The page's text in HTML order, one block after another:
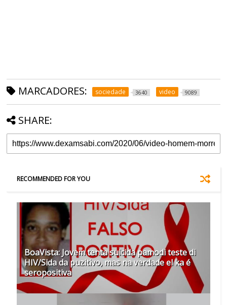
MARCADORES: sociedade 3640 video 9089
SHARE:
RECOMMENDED FOR YOU
BoaVista: Jovem tenta suicida pamodi teste di
HIV/Sida da puzitivo, mas na verdade el ka é
seropositiva